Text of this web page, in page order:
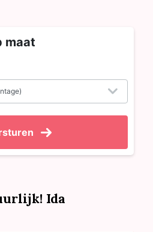
maat
Ida